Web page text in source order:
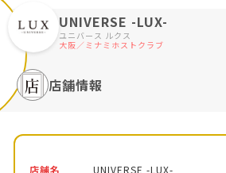
UNIVERSE -LUX-
ユニバース ルクス
大阪／ミナミホストクラブ
店舗情報
店舗名 UNIVERSE -LUX-